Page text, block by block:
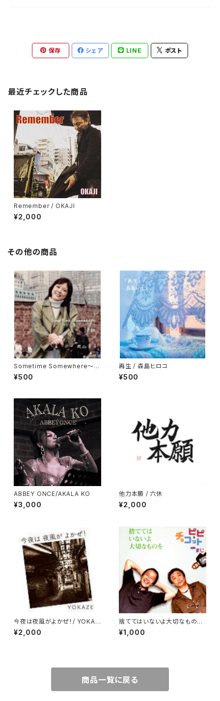
保存 シェア LINE ポスト
最近チェックした商品
Remember / OKAJI
¥2,000
その他の商品
Sometime Somewhere〜い
つかどこかで〜 / 丸山圭子
¥500
再生 / 森島ヒロコ
¥500
ABBEY ONCE/AKALA KO
¥3,000
他力本願 / 六休
¥2,000
今夜は夜風がよかぜ！/ YOKAZ
E
¥2,000
捨ててはいないよ大切なものを
/ ピピ＆チョコットwithまじ
¥1,000
商品一覧に戻る